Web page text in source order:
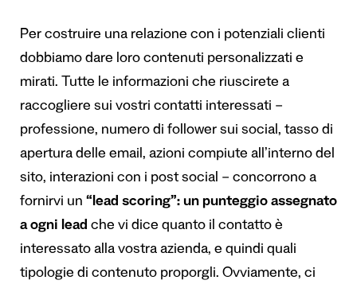
Per costruire una relazione con i potenziali clienti
dobbiamo dare loro contenuti personalizzati e
mirati. Tutte le informazioni che riuscirete a
raccogliere sui vostri contatti interessati –
professione, numero di follower sui social, tasso di
apertura delle email, azioni compiute all’interno del
sito, interazioni con i post social – concorrono a
fornirvi un “lead scoring”: un punteggio assegnato
a ogni lead che vi dice quanto il contatto è
interessato alla vostra azienda, e quindi quali
tipologie di contenuto proporgli. Ovviamente, ci